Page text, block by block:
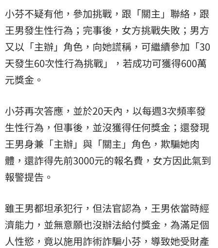
小芬不疑有他，參加挑戰，跟「關主」聯絡，跟
王男發生性行為；完事後，女方挑戰失敗；男方
又以「主辦」角色，向她謊稱，可繼續參加「30
天發生60次性行為挑戰」，若成功可獲得600萬
元獎金。
小芬再次答應，並於20天內，以每週3次頻率發
生性行為，但事後，並沒獲得任何獎金；還發現
王男身兼「主辦」與「關主」角色，欺騙她肉
體，還詐得先前3000元的報名費，女方因此氣到
報警提告。
雖王男都坦承犯行，但法官認為，王男依當時經
濟能力，並無意願也沒辦法給付獎金，為滿足個
人性慾，竟以施用詐術詐騙小芬，導致她受財產